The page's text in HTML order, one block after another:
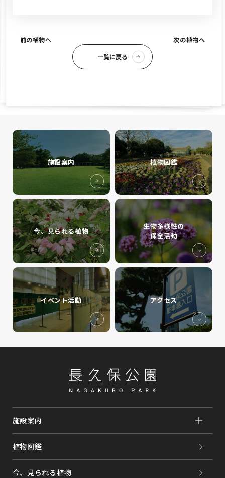
前の植物へ
一覧に戻る
次の植物へ
施設案内 植物図鑑
今、見られる植物
生物多様性の
保全活動
イベント活動 アクセス
施設案内
植物図鑑
今、見られる植物